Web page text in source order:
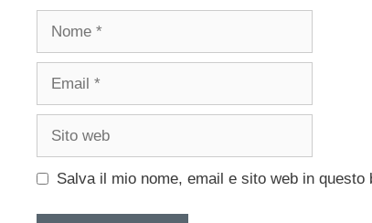
Salva il mio nome, email e sito web in